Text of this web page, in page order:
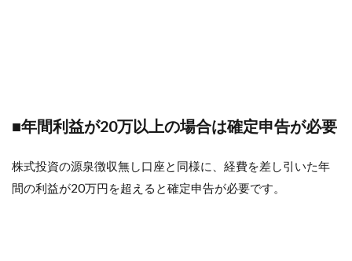
■年間利益が20万以上の場合は確定申告が必要
株式投資の源泉徴収無し口座と同様に、経費を差し引いた年
間の利益が20万円を超えると確定申告が必要です。